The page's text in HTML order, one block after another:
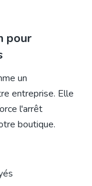
pour
un
entreprise. Elle
l'arrêt
boutique.